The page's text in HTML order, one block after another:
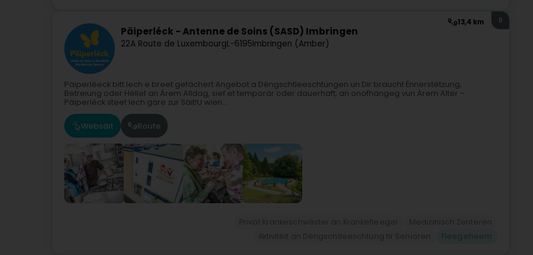
13,4 km
Päiperléck - Antenne de Soins (SASD) Imbringen
22A Route de LuxembourgL-6195Imbringen (Amber)
8
Päiperléeck bitt Iech e breet gefächert Angebot a Déngschtleeschtungen un.Dir braucht Ënnerstëtzung,
Betreiung oder Hëllef an Ärem Alldag, sief et temporär oder dauerhaft, an onofhängeg vun Ärem Alter –
Päiperléck steet Iech gäre zur Säit!U wien...
Websäit Route